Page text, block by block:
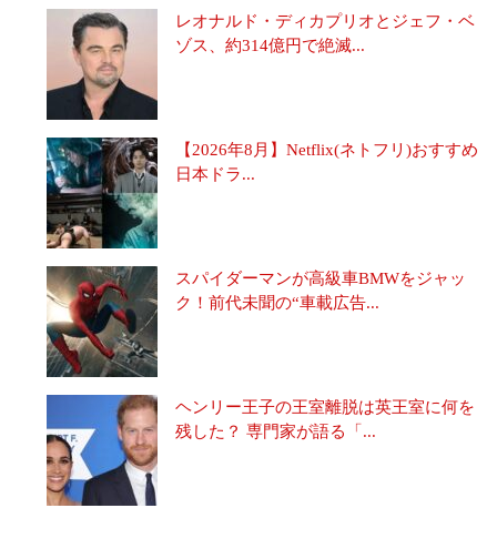
レオナルド・ディカプリオとジェフ・ベ
ゾス、約314億円で絶滅...
【2026年8月】Netflix(ネトフリ)おすすめ
日本ドラ...
スパイダーマンが高級車BMWをジャッ
ク！前代未聞の“車載広告...
ヘンリー王子の王室離脱は英王室に何を
残した？ 専門家が語る「...